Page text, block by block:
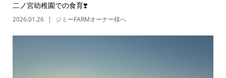
二ノ宮幼稚園での食育❣️
2026.01.26 ジミーFARMオーナー様へ